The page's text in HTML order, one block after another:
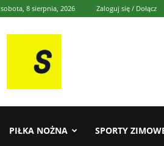
sobota, 8 sierpnia, 2026 Zaloguj się / Dołącz
PIŁKA NOŻNA SPORTY